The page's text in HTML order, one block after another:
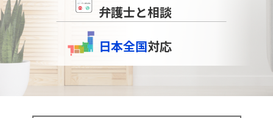
弁護士と相談
日本全国対応